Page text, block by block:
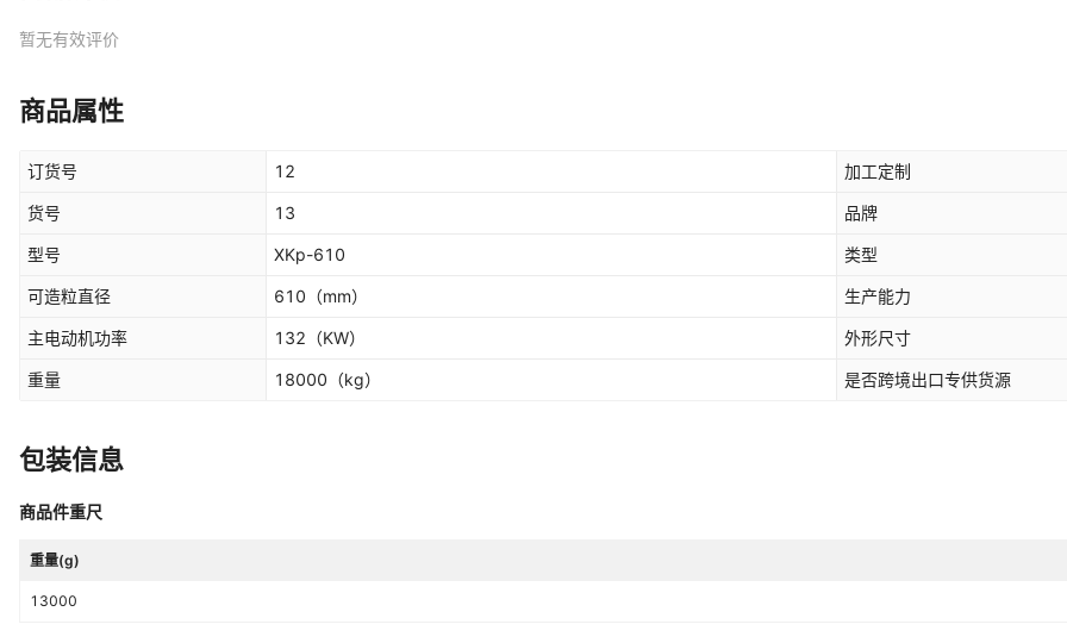
暂无有效评价
商品属性
订货号 12 加工定制
货号 13 品牌
型号 XKp-610 类型
可造粒直径 610 （mm） 生产能力
主电动机功率 132 （KW） 外形尺寸
重量 18000 （kg） 是否跨境出口专供货源
包装信息
商品件重尺
重量(g)
13000